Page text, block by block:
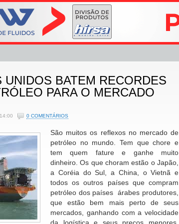
UNIDOS BATEM RECORDES
PARA O MERCADO
0 COMENTÁRIOS
São muitos os reflexos no mercado de
petróleo no mundo. Tem que chore e
tem quem fature e ganhe muito
dinheiro. Os que choram estão o Japão,
a Coréia do Sul, a China, o Vietnã e
todos os outros países que compram
petróleo dos países árabes produtores,
que estão bem mais perto de seus
mercados, ganhando com a velocidade